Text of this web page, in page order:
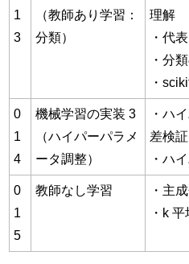
1
3
（教師あり学習：
分類）
理解
・代
・分
・
0
1
4
機械学習の実装 3
（ハイパーパラメ
ータ調整）
・ハ
差検証
・ハ
0
1
5
教師なし学習
・主
・k